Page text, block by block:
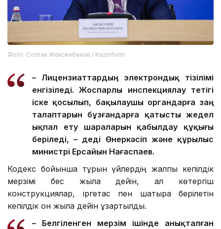
Фото: Солтан Жексенбеков / Kazinform
– Лицензиаттардың электрондық тізілімі
енгізіледі. Жоспарлы инспекциялау тетігі
іске қосылып, бақылаушы органдарға заң
талаптарын бұзғандарға қатысты жедел
ықпал ету шараларын қабылдау құқығы
беріледі, – деді Өнеркәсіп және құрылыс
министрі Ерсайын Нағаспаев.
Кодекс бойынша тұрғын үйлердің жалпы кепілдік
мерзімі бес жылға дейін, ал көтергіш
конструкциялар, іргетас пен шатырға берілетін
кепілдік он жылға дейін ұзартылды.
– Белгіленген мерзім ішінде анықталған